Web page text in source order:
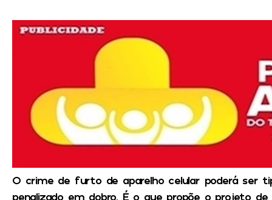
O crime de furto de aparelho celular poderá ser
penalizado em dobro. É o que propõe o projeto